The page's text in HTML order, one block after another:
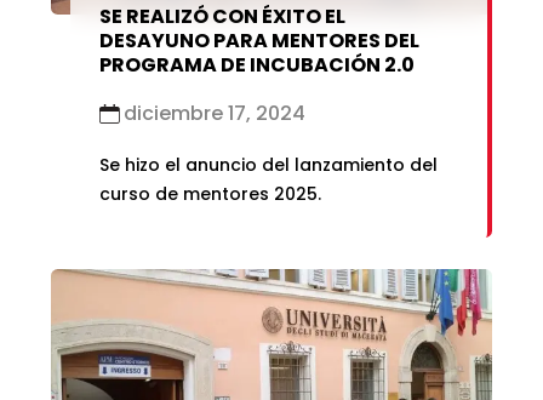
SE REALIZÓ CON ÉXITO EL
DESAYUNO PARA MENTORES DEL
PROGRAMA DE INCUBACIÓN 2.0
diciembre 17, 2024
Se hizo el anuncio del lanzamiento del
curso de mentores 2025.